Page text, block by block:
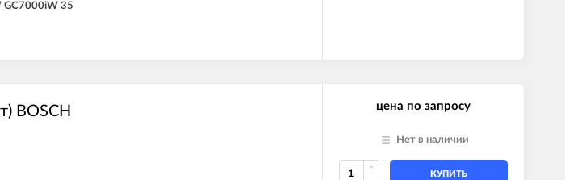
GC7000iW 35
GC7000iW 42
BOSCH цена по запросу
Нет в наличии
КУПИТЬ